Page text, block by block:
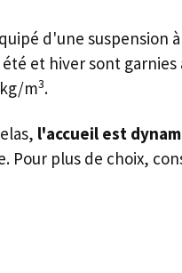
d'une suspension
été et hiver sont garnies
m3.
l'accueil est
plus de choix,